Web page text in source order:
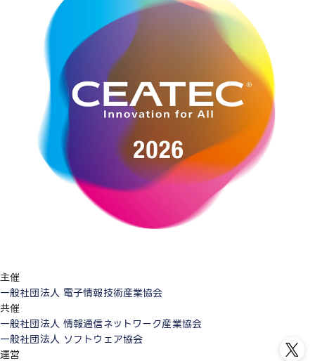
主催
一般社団法人 電子情報技術産業協会
共催
一般社団法人 情報通信ネットワーク産業協会
一般社団法人 ソフトウェア協会
運営